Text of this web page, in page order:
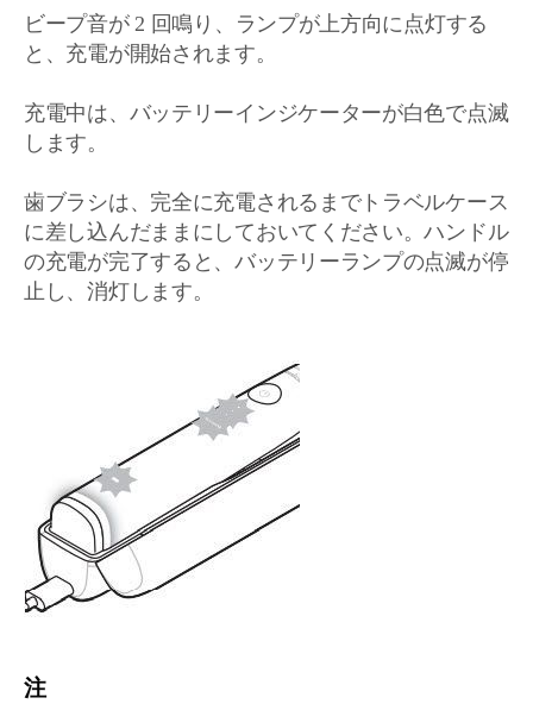
ビープ音が 2 回鳴り、ランプが上方向に点灯する
と、充電が開始されます。
充電中は、バッテリーインジケーターが白色で点滅
します。
歯ブラシは、完全に充電されるまでトラベルケース
に差し込んだままにしておいてください。ハンドル
の充電が完了すると、バッテリーランプの点滅が停
止し、消灯します。
注